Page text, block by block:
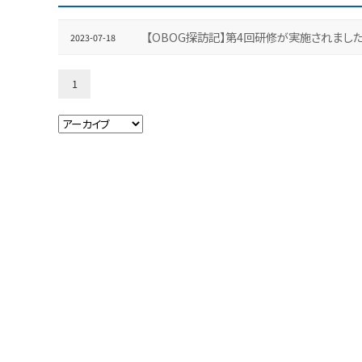
2023-07-18 【OBOG探訪記】第4回研修が実施されました
1